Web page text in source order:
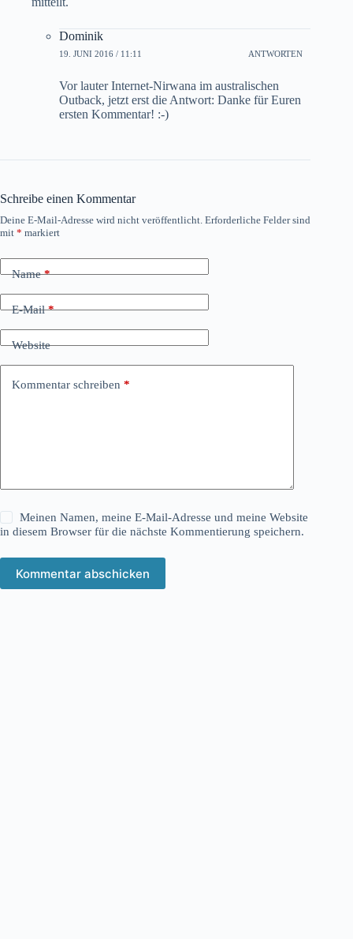
Dominik
19. JUNI 2016 / 11:11 ANTWORTEN
Vor lauter Internet-Nirwana im australischen
Outback, jetzt erst die Antwort: Danke für Euren
ersten Kommentar! :-)
Schreibe einen Kommentar
Deine E-Mail-Adresse wird nicht veröffentlicht. Erforderliche Felder sind
mit * markiert
Name*
E-Mail*
Website
Kommentar schreiben *
Meinen Namen, meine E-Mail-Adresse und meine Website
in diesem Browser für die nächste Kommentierung speichern.
Kommentar abschicken